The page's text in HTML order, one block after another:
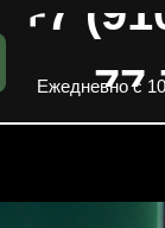
+7
77
Ежедневно с